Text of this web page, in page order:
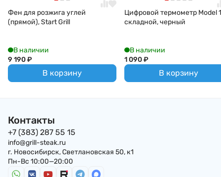
Фен для розжига углей
(прямой), Start Grill
В наличии
9 190₽
В корзину
Цифровой термометр Model
складной, черный
В наличии
1 090₽
В корзину
Контакты
+7 (383) 287 55 15
info@grill-steak.ru
г. Новосибирск, Светлановская 50, к1
Пн-Вс 10:00—20:00